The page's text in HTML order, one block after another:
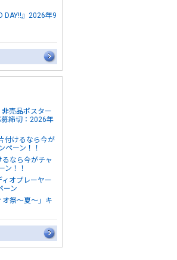
DAY!!』2026年9
非売品ポスター
締切：2026年
付けるなら今が
ペーン！！
なら今がチャ
ン！！
ィオプレーヤー
ーン
オ祭～夏～」キ